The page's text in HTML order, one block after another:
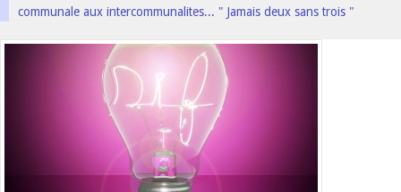
communale aux intercommunalites... " Jamais deux sans trois "